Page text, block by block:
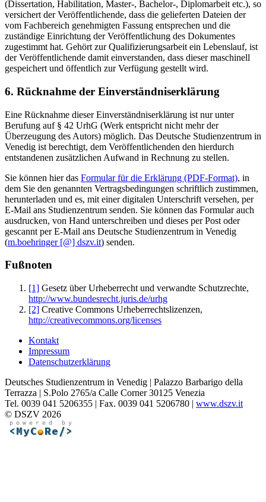
(Dissertation, Habilitation, Master-, Bachelor-, Diplomarbeit etc.), so
versichert der Veröffentlichende, dass die gelieferten Dateien der
vom Fachbereich genehmigten Fassung entsprechen und die
zuständige Einrichtung der Veröffentlichung des Dokumentes
zugestimmt hat. Gehört zur Qualifizierungsarbeit ein Lebenslauf, ist
der Veröffentlichende damit einverstanden, dass dieser maschinell
gespeichert und öffentlich zur Verfügung gestellt wird.
6. Rücknahme der Einverständniserklärung
Eine Rücknahme dieser Einverständniserklärung ist nur unter
Berufung auf § 42 UrhG (Werk entspricht nicht mehr der
Überzeugung des Autors) möglich. Das Deutsche Studienzentrum in
Venedig ist berechtigt, dem Veröffentlichenden den hierdurch
entstandenen zusätzlichen Aufwand in Rechnung zu stellen.
Sie können hier das Formular für die Erklärung (PDF-Format), in
dem Sie den genannten Vertragsbedingungen schriftlich zustimmen,
herunterladen und es, mit einer digitalen Unterschrift versehen, per
E-Mail ans Studienzentrum senden. Sie können das Formular auch
ausdrucken, von Hand unterschreiben und dieses per Post oder
gescannt per E-Mail ans Deutsche Studienzentrum in Venedig
(m.boehringer [@] dszv.it) senden.
Fußnoten
[1] Gesetz über Urheberrecht und verwandte Schutzrechte,
http://www.bundesrecht.juris.de/urhg
[2] Creative Commons Urheberrechtslizenzen,
http://creativecommons.org/licenses
Kontakt
Impressum
Datenschutzerklärung
Deutsches Studienzentrum in Venedig | Palazzo Barbarigo della
Terrazza | S.Polo 2765/a Calle Corner 30125 Venezia
Tel. 0039 041 5206355 | Fax. 0039 041 5206780 | www.dszv.it
© DSZV 2026